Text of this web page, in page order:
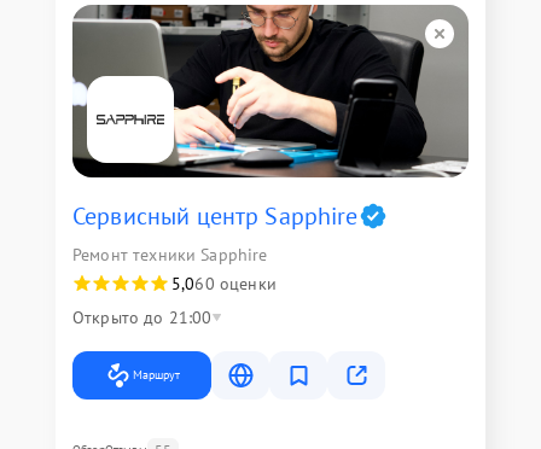
Сервисный центр Sapphire
Ремонт техники Sapphire
5,060 оценки
Открыто до 21:00
Маршрут